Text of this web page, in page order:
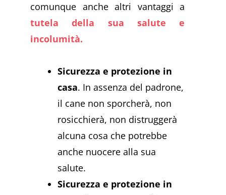
comunque anche altri vantaggi a
tutela della sua salute e
incolumità.
Sicurezza e protezione in
casa. In assenza del padrone,
il cane non sporcherà, non
rosicchierà, non distruggerà
alcuna cosa che potrebbe
anche nuocere alla sua
salute.
Sicurezza e protezione in